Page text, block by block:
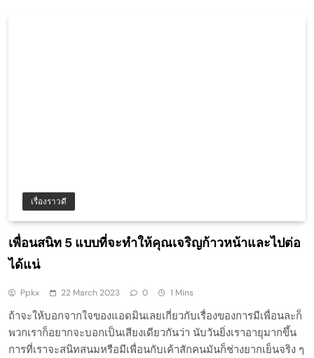
เรื่องราวดี
เพื่อนสนิท 5 แบบที่จะทำให้คุณเจริญก้าวหน้าและไปต่อ
ได้แน่
Ppkx 22 March 2023 0 1 Mins
ถ้าจะให้บอกจากใจของแอดมินเลยเกี่ยวกับเรื่องของการมีเพื่อนละก็
พวกเราก็อยากจะบอกเป็นเสียงเดียวกันว่า นับวันยิ่งเราอายุมากขึ้น
การที่เราจะสนิทสนมหรือมีเพื่อนกับเค้าสักคนมันก็ช่างยากเย็นจริง ๆ